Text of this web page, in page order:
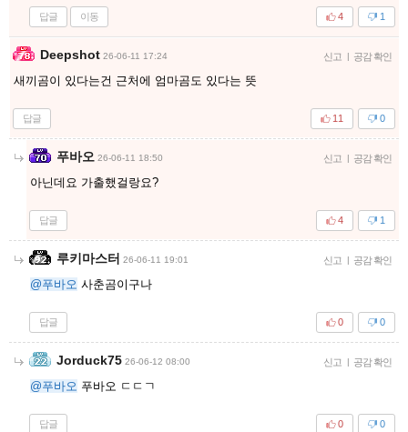
답글 이동 1
4
Deepshot 26-06-11 17:24 신고 | 공감 확인
새끼곰이 있다는건 근처에 엄마곰도 있다는 뜻
답글 0
11
푸바오 26-06-11 18:50 신고 | 공감 확인
아닌데요 가출했걸랑요?
답글 1
4
루키마스터 26-06-11 19:01 신고 | 공감 확인
@푸바오 사춘곰이구나
답글 0
0
Jorduck75 26-06-12 08:00 신고 | 공감 확인
@푸바오 푸바오 ㄷㄷㄱ
답글 0
0